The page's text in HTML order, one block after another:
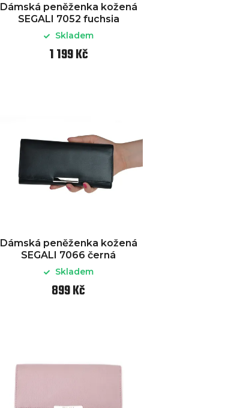
Dámská peněženka kožená
SEGALI 7052 fuchsia
Skladem
1 199 Kč
Dámská peněženka kožená
SEGALI 7066 černá
Skladem
899 Kč